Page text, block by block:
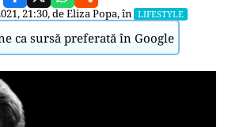
21:30, deEliza Popa, în LIFESTYLE
ca sursă preferată în Google